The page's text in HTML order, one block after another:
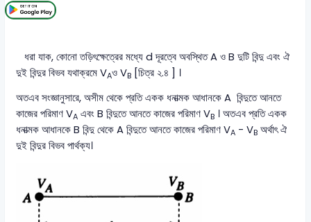
ধরা যাক, কোনো তড়িৎক্ষেত্রের মধ্যে d দূরত্বে অবস্থিত A ও B দুটি বিন্দু এবং ঐ
দুই বিন্দুর বিভব যথাক্রমে VAও VB [চিত্র ২.৪ ] ।
অতএব সংজ্ঞানুসারে, অসীম থেকে প্রতি একক ধনাত্মক আধানকে A বিন্দুতে আনতে
কাজের পরিমাণ VA এবং B বিন্দুতে আনতে কাজের পরিমাণ VB । অতএব প্রতি একক
ধনাত্মক আধানকে B বিন্দু থেকে A বিন্দুতে আনতে কাজের পরিমাণ VA - VB অর্থাৎ ঐ
দুই বিন্দুর বিভব পার্থক্য।